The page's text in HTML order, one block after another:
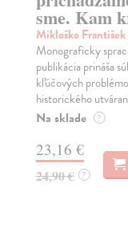
sme. Kam
Mikloško František
Monograficky
publikácia prináša
kľúčových
historického
Na sklade ?
23,16 €
24,90 € ?